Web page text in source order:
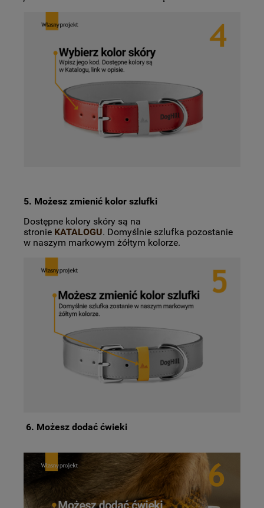
5. Możesz zmienić kolor szlufki
Dostępne kolory skóry są na
stronie KATALOGU. Domyślnie szlufka pozostanie
w naszym markowym żółtym kolorze.
6. Możesz dodać ćwieki